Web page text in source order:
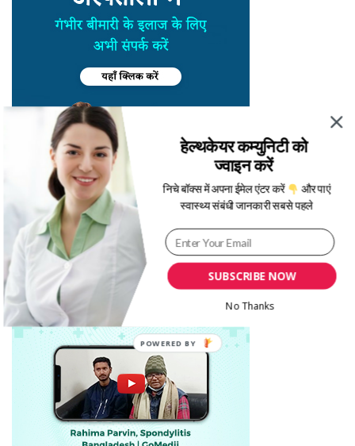
SUBSCRIBE NOW
हेल्थकेयर कम्युनिटी को
ज्वाइन करें
निचे बॉक्स में अपना ईमेल एंटर करें और पाएं
स्वास्थ्य संबंधी जानकारी सबसे पहले
No Thanks
POWERED BY